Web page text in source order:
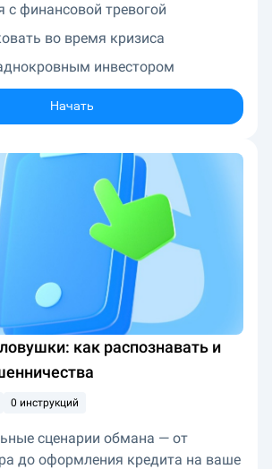
с финансовой тревогой
во время кризиса
инвестором
Начать
как распознавать и
0 инструкций
сценарии обмана — от
до оформления кредита на ваше